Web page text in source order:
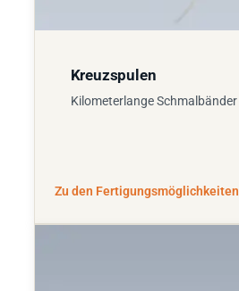
Kreuzspulen
Kilometerlange Schmalbänder
Zu den Fertigungsmöglichkeiten